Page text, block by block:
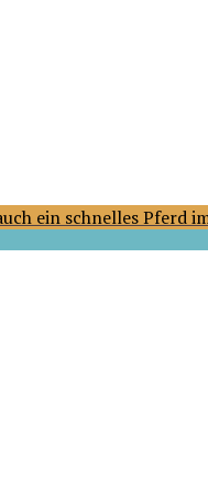
ein schnelles Pferd